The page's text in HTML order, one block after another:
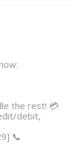
the rest! 💳
debit,
📞